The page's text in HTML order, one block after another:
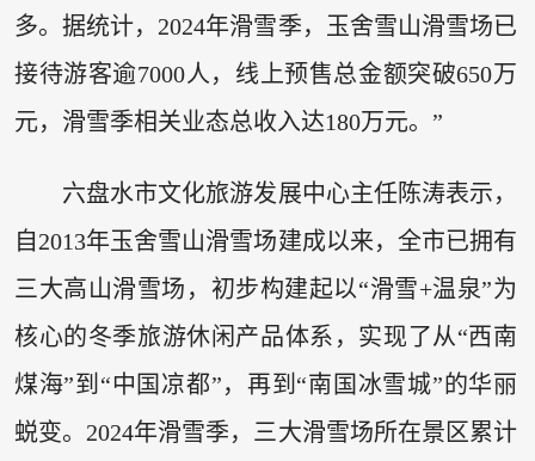
多。据统计，2024年滑雪季，玉舍雪山滑雪场已
接待游客逾7000人，线上预售总金额突破650万
元，滑雪季相关业态总收入达180万元。”
六盘水市文化旅游发展中心主任陈涛表示，
自2013年玉舍雪山滑雪场建成以来，全市已拥有
三大高山滑雪场，初步构建起以“滑雪+温泉”为
核心的冬季旅游休闲产品体系，实现了从“西南
煤海”到“中国凉都”，再到“南国冰雪城”的华丽
蜕变。2024年滑雪季，三大滑雪场所在景区累计